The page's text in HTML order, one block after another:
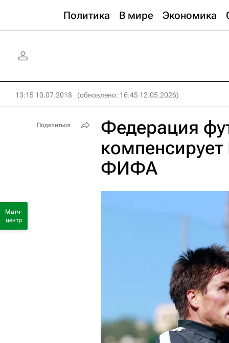
Политика В мире Экономика
13:15 10.07.2018 (обновлено: 16:45 12.05.2026)
Федерация
ФИФА
Поделиться
Матч-
центр